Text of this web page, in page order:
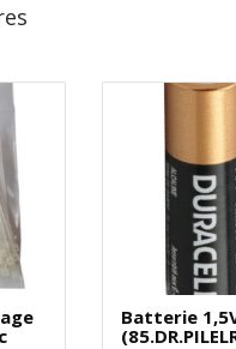
Batterie